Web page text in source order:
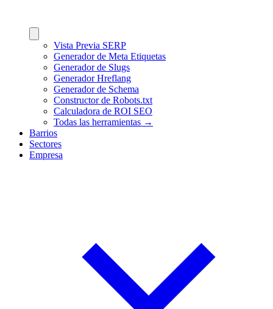
Vista Previa SERP
Generador de Meta Etiquetas
Generador de Slugs
Generador Hreflang
Generador de Schema
Constructor de Robots.txt
Calculadora de ROI SEO
Todas las herramientas →
Barrios
Sectores
Empresa